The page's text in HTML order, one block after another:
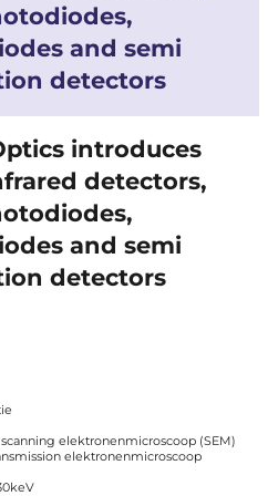
and semi
detectors
introduces
detectors,
and semi
detectors
elektronenmicroscoop (SEM)
elektronenmicroscoop